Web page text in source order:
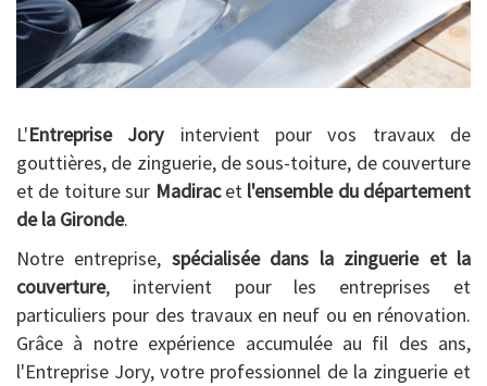
L'Entreprise Jory intervient pour vos travaux de
gouttières, de zinguerie, de sous-toiture, de couverture
et de toiture sur Madiracet l'ensemble du département
de la Gironde.
Notre entreprise, spécialisée dans la zinguerie et la
couverture, intervient pour les entreprises et
particuliers pour des travaux en neuf ou en rénovation.
Grâce à notre expérience accumulée au fil des ans,
l'Entreprise Jory, votre professionnel de la zinguerie et